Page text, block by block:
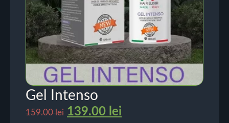
Gel Intenso
159.00lei 139.00 lei